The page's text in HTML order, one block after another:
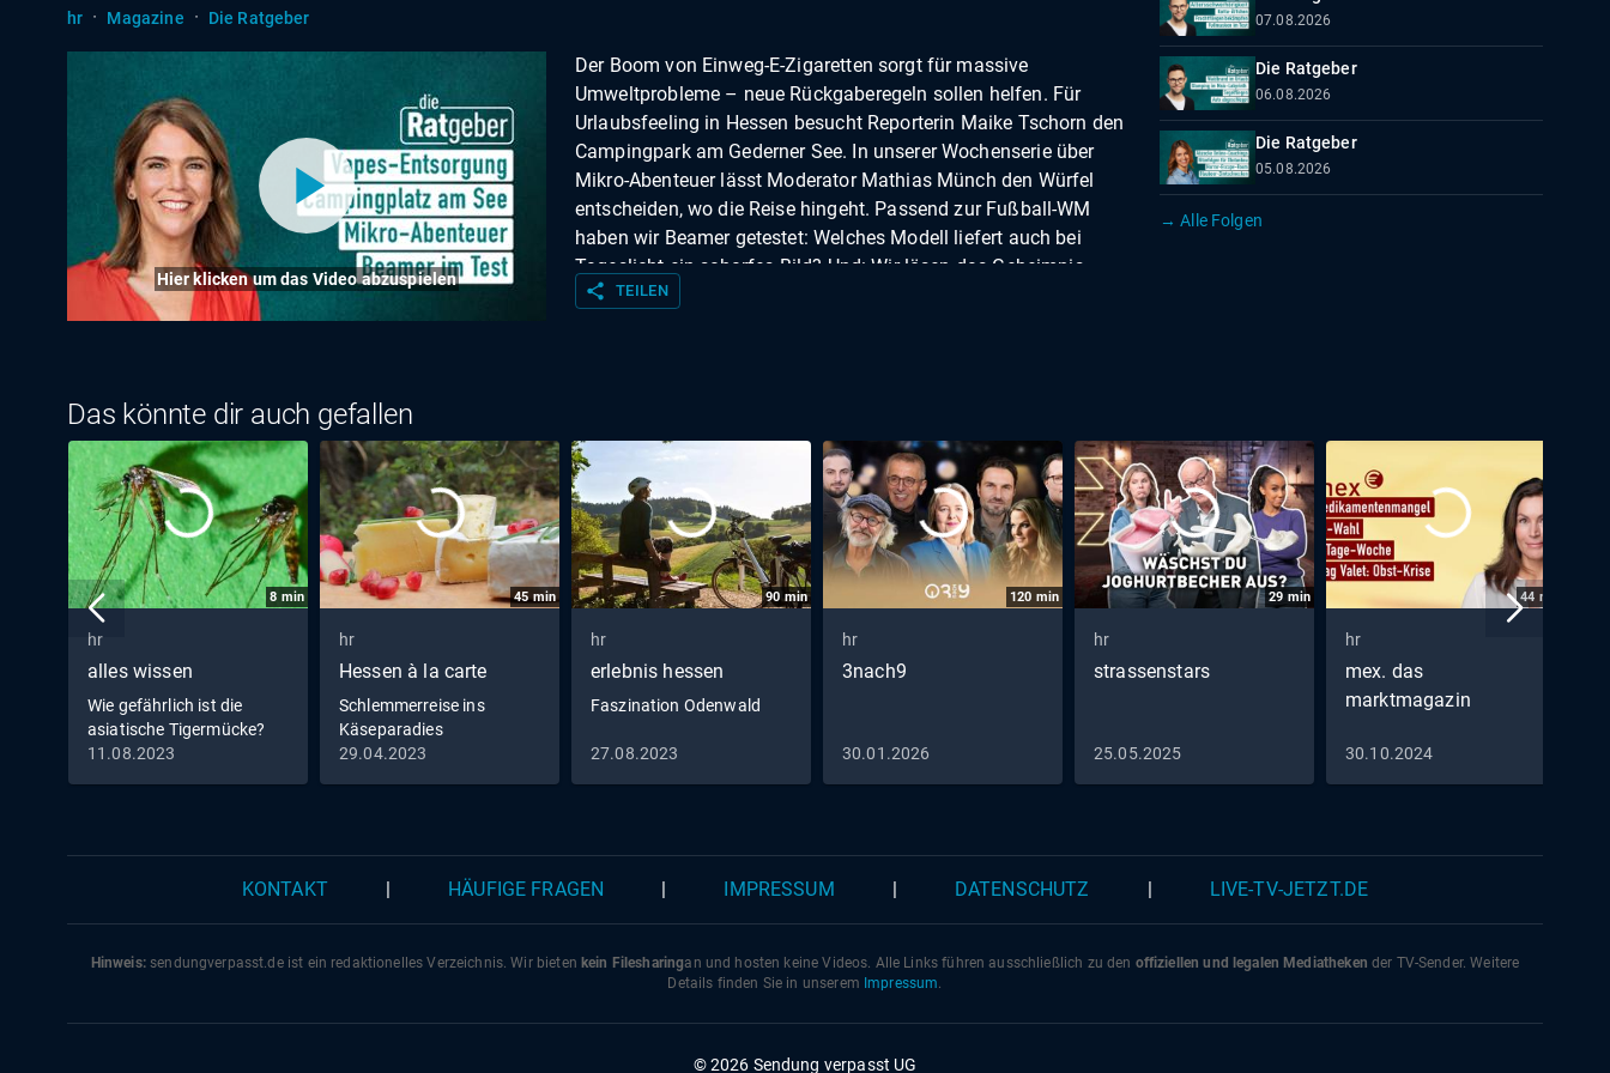
hr · Magazine · Die Ratgeber
Hier klicken um das Video abzuspielen
Der Boom von Einweg-E-Zigaretten sorgt für massive
Umweltprobleme – neue Rückgaberegeln sollen helfen. Für
Urlaubsfeeling in Hessen besucht Reporterin Maike Tschorn den
Campingpark am Gederner See. In unserer Wochenserie über
Mikro-Abenteuer lässt Moderator Mathias Münch den Würfel
entscheiden, wo die Reise hingeht. Passend zur Fußball-WM
haben wir Beamer getestet: Welches Modell liefert auch bei
Tageslicht ein scharfes Bild? Und: Wir lösen das Geheimnis
hinter dem Vogelkonzert am Morgen.
share TEILEN
07.08.2026
Die Ratgeber
06.08.2026
Die Ratgeber
05.08.2026
→ Alle Folgen
Das könnte dir auch gefallen
8 min
hr
alles wissen
Wie gefährlich ist die
asiatische Tigermücke?
11.08.2023
45min
hr
Hessen à la carte
Schlemmerreise ins
Käseparadies
29.04.2023
90min
hr
erlebnis hessen
Faszination Odenwald
27.08.2023
120 min
hr
3nach9
30.01.2026
29 min
hr
strassenstars
25.05.2025
44 min
hr
mex. das
marktmagazin
30.10.2024
KONTAKT HÄUFIGE FRAGEN IMPRESSUM DATENSCHUTZ LIVE-TV-JETZT.DE
Hinweis:sendungverpasst.deist ein redaktionelles Verzeichnis. Wir bieten kein Filesharingan und hosten keine Videos. Alle Links führen ausschließlich zu den offiziellen und legalen Mediatheken der TV-Sender. Weitere
Details finden Sie in unserem Impressum.
© 2026 Sendung verpasst UG